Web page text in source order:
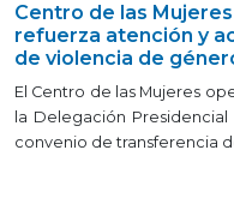
Centro de las
refuerza atención y
de violencia de
El Centro de las Mujeres
la Delegación
convenio de transferencia